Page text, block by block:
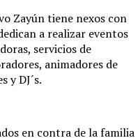
Zayún tiene nexos con
a realizar eventos
servicios de
animadores de
y DJ´s.
en contra de la familia